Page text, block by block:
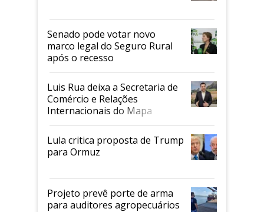
Senado pode votar novo
marco legal do Seguro Rural
após o recesso
Luis Rua deixa a Secretaria de
Comércio e Relações
Internacionais do Mapa
Lula critica proposta de Trump
para Ormuz
Projeto prevê porte de arma
para auditores agropecuários